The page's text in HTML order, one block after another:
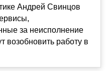
Андрей Свинцов
за неисполнение
возобновить работу в